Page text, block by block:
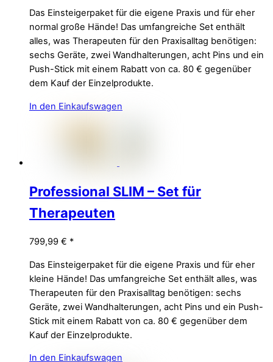
Das Einsteigerpaket für die eigene Praxis und für eher
normal große Hände! Das umfangreiche Set enthält
alles, was Therapeuten für den Praxisalltag benötigen:
sechs Geräte, zwei Wandhalterungen, acht Pins und ein
Push-Stick mit einem Rabatt von ca. 80 € gegenüber
dem Kauf der Einzelprodukte.
In den Einkaufswagen
Professional SLIM – Set für
Therapeuten
799,99 € *
Das Einsteigerpaket für die eigene Praxis und für eher
kleine Hände! Das umfangreiche Set enthält alles, was
Therapeuten für den Praxisalltag benötigen: sechs
Geräte, zwei Wandhalterungen, acht Pins und ein Push-
Stick mit einem Rabatt von ca. 80 € gegenüber dem
Kauf der Einzelprodukte.
In den Einkaufswagen